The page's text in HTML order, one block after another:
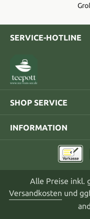
SERVICE-HOTLINE
SHOP SERVICE
INFORMATION
Alle Preise inkl.
Versandkosten und